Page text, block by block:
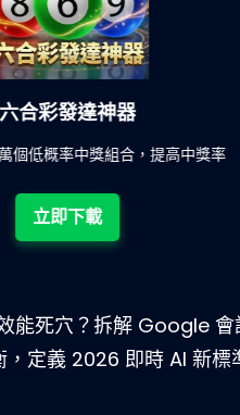
彩發達神器
低概率中獎組合，提高中獎率
立即下載
能死穴？拆解 Google 會
，定義 2026 即時 AI 新標